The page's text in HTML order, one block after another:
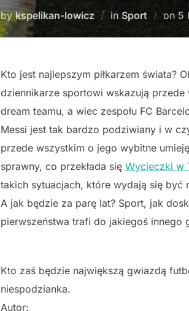
bykspelikan-lowicz in Sport on5
Kto jest najlepszym piłkarzem świata?
dziennikarze sportowi wskazują
dream teamu, a wiec zespołu FC
Messi jest tak bardzo podziwiany i w
przede wszystkim o jego wybitne
sprawny, co przekłada się Wycieczki w
takich sytuacjach, które wydają się być
A jak będzie za parę lat? Sport, jak
pierwszeństwa trafi do jakiegoś innego
Kto zaś będzie największą gwiazdą
niespodzianka.
Autor: